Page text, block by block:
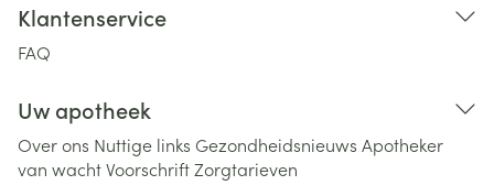
Klantenservice
FAQ
Uw apotheek
Over ons Nuttige links Gezondheidsnieuws Apotheker
van wachtVoorschriftZorgtarieven